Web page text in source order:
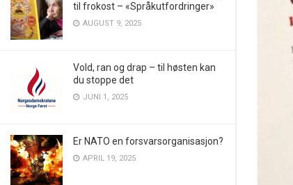
til frokost – «Språkutfordringer»
AUGUST 9, 2025
Vold, ran og drap – til høsten kan
du stoppe det
JUNI 1, 2025
Er NATO en forsvarsorganisasjon?
APRIL 19, 2025